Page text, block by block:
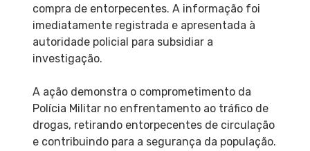
compra de entorpecentes. A informação foi
imediatamente registrada e apresentada à
autoridade policial para subsidiar a
investigação.
A ação demonstra o comprometimento da
Polícia Militar no enfrentamento ao tráfico de
drogas, retirando entorpecentes de circulação
e contribuindo para a segurança da população.